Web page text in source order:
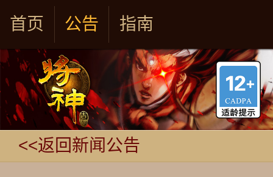
首页 公告 指南
<<返回新闻公告